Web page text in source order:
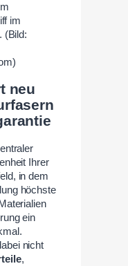
im
(Bild:
neu
Ihrer
in dem
höchste
ein
nicht
,